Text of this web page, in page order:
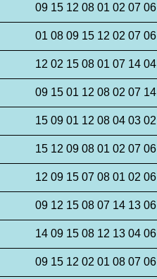
09 15 12 08 01 02 07 06
01 08 09 15 12 02 07 06
12 02 15 08 01 07 14 04
09 15 01 12 08 02 07 14
15 09 01 12 08 04 03 02
15 12 09 08 01 02 07 06
12 09 15 07 08 01 02 06
09 12 15 08 07 14 13 06
14 09 15 08 12 13 04 06
09 15 12 02 01 08 07 06